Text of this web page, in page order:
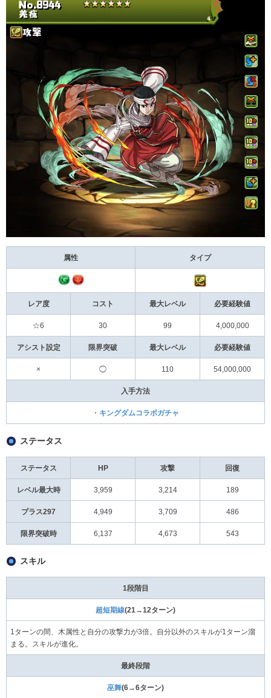
属性 タイプ
レア度 コスト 最大レベル 必要経験値
☆6 30 99 4,000,000
アシスト設定 限界突破 最大レベル 必要経験値
× ◯ 110 54,000,000
入手方法
・ キングダムコラボガチャ
ステータス
ステータス HP 攻撃 回復
レベル最大時 3,959 3,214 189
プラス297 4,949 3,709 486
限界突破時 6,137 4,673 543
スキル
1段階目
超短期線(21→12ターン)
1ターンの間、木属性と自分の攻撃力が3倍。自分以外のスキルが1ターン溜
まる。スキルが進化。
最終段階
巫舞(6→6ターン)